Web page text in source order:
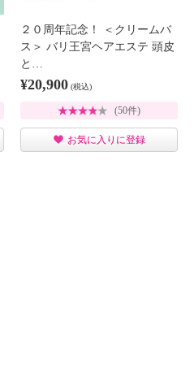
２０周年記念！ ＜クリームバ
ス＞ バリ王宮ヘアエステ 頭皮
と…
¥20,900 (税込)
(50件)
お気に入りに登録